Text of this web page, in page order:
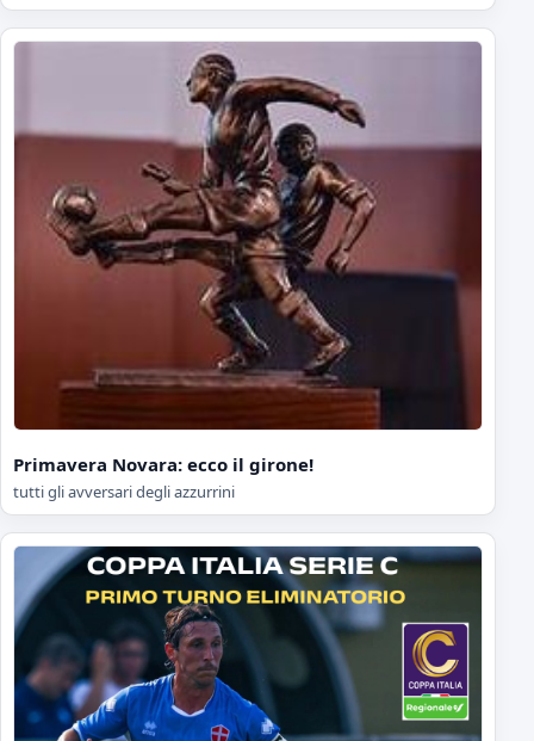
Primavera Novara: ecco il girone!
tutti gli avversari degli azzurrini